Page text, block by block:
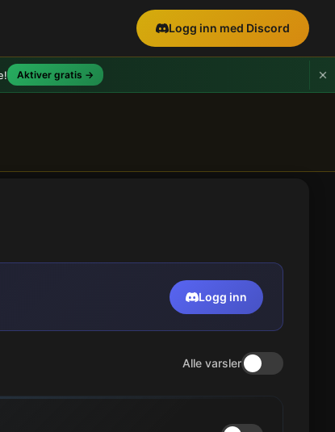
Logg inn med Discord
Aktiver gratis →
Logg inn
Alle varsler